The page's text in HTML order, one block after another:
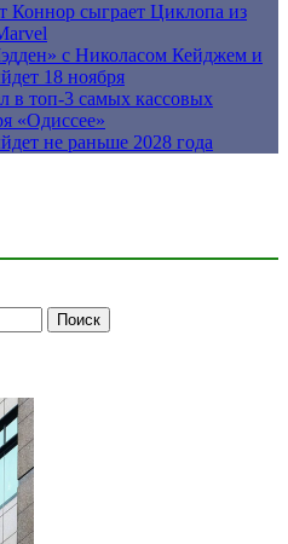
Коннор сыграет Циклопа из
с Николасом Кейджем и
18 ноября
в топ-3 самых кассовых
«Одиссее»
не раньше 2028 года